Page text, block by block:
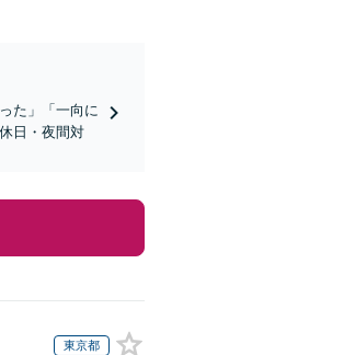
た」「一向に
日・夜間対
東京都